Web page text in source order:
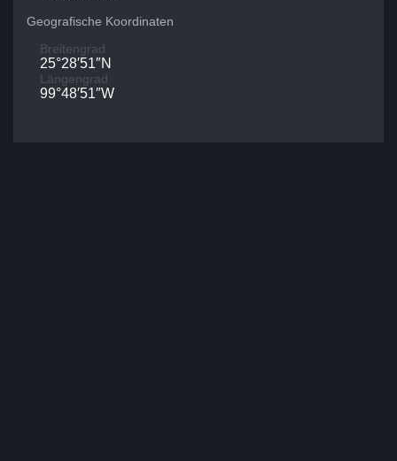
Geografische Koordinaten
Breitengrad
25°28′51″N
Längengrad
99°48′51″W